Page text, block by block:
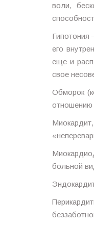
воли,
Гипотония
его
еще и
свое
Обморок
больной